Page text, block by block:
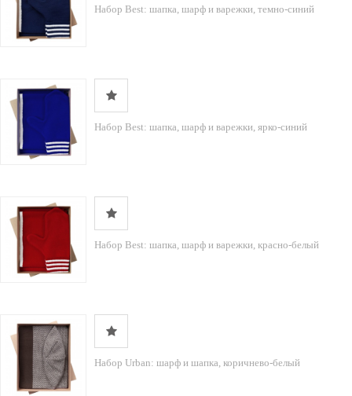
Набор Best: шапка, шарф и варежки, темно-синий
Набор Best: шапка, шарф и варежки, ярко-синий
Набор Best: шапка, шарф и варежки, красно-белый
Набор Urban: шарф и шапка, коричнево-белый